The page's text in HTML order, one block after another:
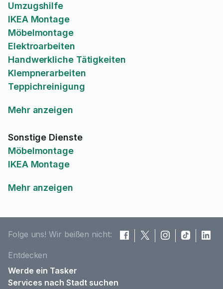
Umzugshilfe
IKEA Montage
Möbelmontage
Elektroarbeiten
Handwerkliche Tätigkeiten
Klempnerarbeiten
Teppichreinigung
Mehr anzeigen
Sonstige Dienste
Möbelmontage
IKEA Montage
Mehr anzeigen
Folge uns! Wir beißen nicht:
Entdecken
Werde ein Tasker
Services nach Stadt suchen